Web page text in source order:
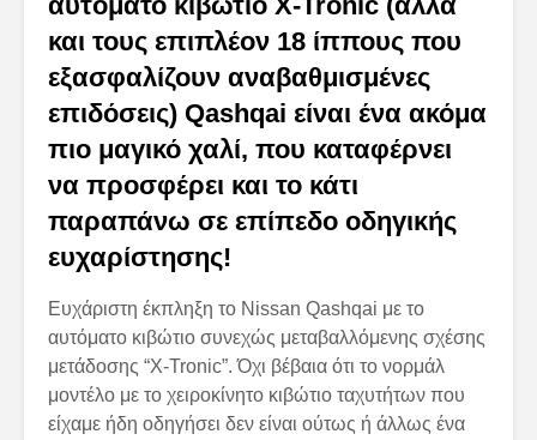
και τους επιπλέον 18 ίππους που
εξασφαλίζουν αναβαθμισμένες
επιδόσεις) Qashqai είναι ένα ακόμα
πιο μαγικό χαλί, που καταφέρνει
να προσφέρει και το κάτι
παραπάνω σε επίπεδο οδηγικής
ευχαρίστησης!
Ευχάριστη έκπληξη το Nissan Qashqai με το
αυτόματο κιβώτιο συνεχώς μεταβαλλόμενης σχέσης
μετάδοσης “X-Tronic”. Όχι βέβαια ότι το νορμάλ
μοντέλο με το χειροκίνητο κιβώτιο ταχυτήτων που
είχαμε ήδη οδηγήσει δεν είναι ούτως ή άλλως ένα